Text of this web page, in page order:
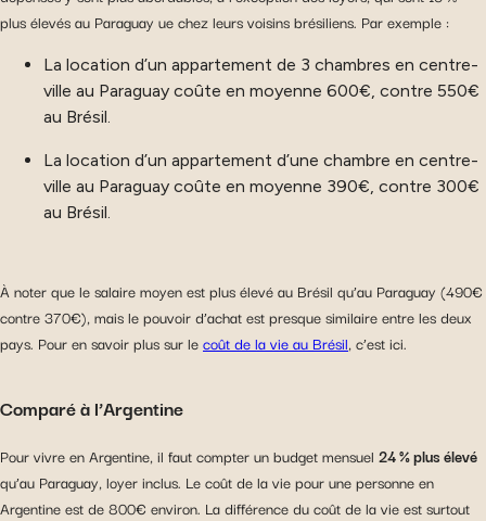
plus élevés au Paraguay ue chez leurs voisins brésiliens. Par exemple :
La location d’un appartement de 3 chambres en centre-
ville au Paraguay coûte en moyenne 600€, contre 550€
au Brésil.
La location d’un appartement d’une chambre en centre-
ville au Paraguay coûte en moyenne 390€, contre 300€
au Brésil.
À noter que le salaire moyen est plus élevé au Brésil qu’au Paraguay (490€
contre 370€), mais le pouvoir d’achat est presque similaire entre les deux
pays. Pour en savoir plus sur lecoût de la vie au Brésil, c’est ici.
Comparé à l’Argentine
Pour vivre en Argentine, il faut compter un budget mensuel 24 % plus élevé
qu’au Paraguay, loyer inclus. Le coût de la vie pour une personne en
Argentine est de 800€ environ. La différence du coût de la vie est surtout